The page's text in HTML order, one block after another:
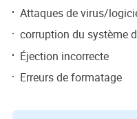
Attaques de virus/
corruption du système
Éjection incorrecte
Erreurs de formatage